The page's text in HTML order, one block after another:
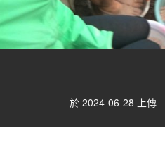
於 2024-06-28 上傳